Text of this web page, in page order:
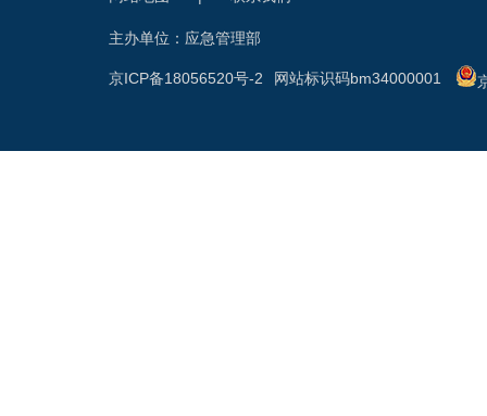
主办单位：应急管理部
网站标识码bm34000001
京ICP备18056520号-2